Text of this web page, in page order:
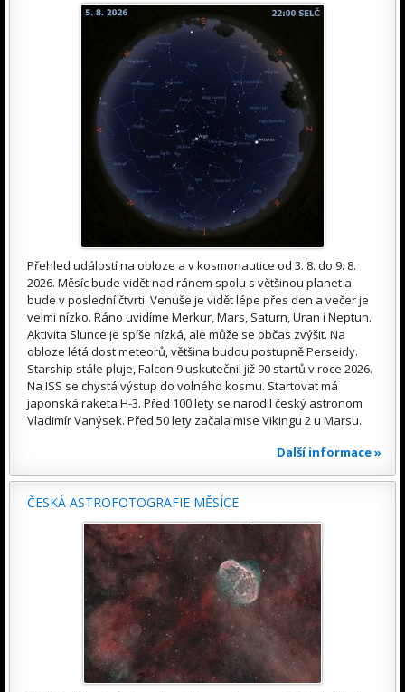
Přehled událostí na obloze a v kosmonautice od 3. 8. do 9. 8.
2026. Měsíc bude vidět nad ránem spolu s většinou planet a
bude v poslední čtvrti. Venuše je vidět lépe přes den a večer je
velmi nízko. Ráno uvidíme Merkur, Mars, Saturn, Uran i Neptun.
Aktivita Slunce je spíše nízká, ale může se občas zvýšit. Na
obloze létá dost meteorů, většina budou postupně Perseidy.
Starship stále pluje, Falcon 9 uskutečnil již 90 startů v roce 2026.
Na ISS se chystá výstup do volného kosmu. Startovat má
japonská raketa H-3. Před 100 lety se narodil český astronom
Vladimír Vanýsek. Před 50 lety začala mise Vikingu 2 u Marsu.
Další informace »
ČESKÁ ASTROFOTOGRAFIE MĚSÍCE